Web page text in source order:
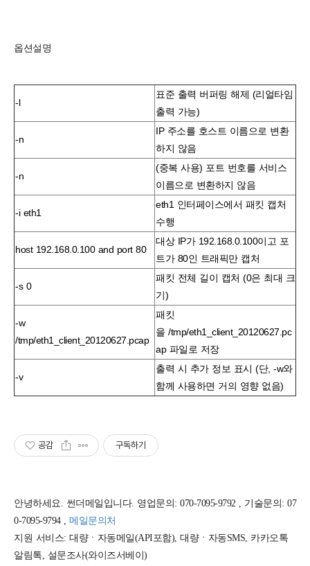
옵션설명
-l
표준 출력 버퍼링 해제 (리얼타임
출력 가능)
-n
IP 주소를 호스트 이름으로 변환
하지 않음
-n
(중복 사용) 포트 번호를 서비스
이름으로 변환하지 않음
-i eth1
eth1 인터페이스에서 패킷 캡처
수행
host 192.168.0.100 and port 80
대상 IP가 192.168.0.100이고 포
트가 80인 트래픽만 캡처
-s 0
패킷 전체 길이 캡처 (0은 최대 크
기)
-w
/tmp/eth1_client_20120627.pcap
패킷
을 /tmp/eth1_client_20120627.pc
ap 파일로 저장
-v
출력 시 추가 정보 표시 (단, -w와
함께 사용하면 거의 영향 없음)
공감 구독하기
안녕하세요. 썬더메일입니다. 영업문의: 070-7095-9792 , 기술문의: 07
0-7095-9794 , 메일문의처
지원 서비스: 대량ㆍ자동메일(API포함), 대량ㆍ자동SMS, 카카오톡
알림톡, 설문조사(와이즈서베이)